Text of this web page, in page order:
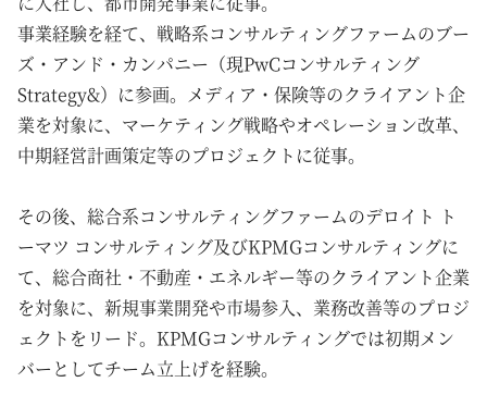
事業経験を経て、戦略系コンサルティングファームのブー
ズ・アンド・カンパニー（現PwCコンサルティング
Strategy&）に参画。メディア・保険等のクライアント企
業を対象に、マーケティング戦略やオペレーション改革、
中期経営計画策定等のプロジェクトに従事。
その後、総合系コンサルティングファームのデロイト ト
ーマツ コンサルティング及びKPMGコンサルティングに
て、総合商社・不動産・エネルギー等のクライアント企業
を対象に、新規事業開発や市場参入、業務改善等のプロジ
ェクトをリード。KPMGコンサルティングでは初期メン
バーとしてチーム立上げを経験。